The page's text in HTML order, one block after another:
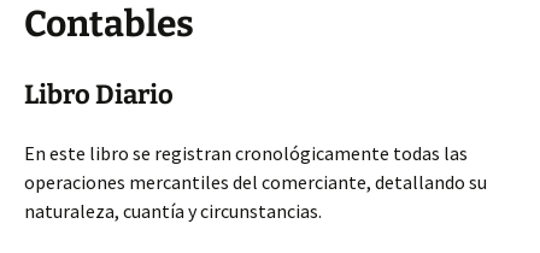
Contables
Libro Diario
En este libro se registran cronológicamente todas las
operaciones mercantiles del comerciante, detallando su
naturaleza, cuantía y circunstancias.